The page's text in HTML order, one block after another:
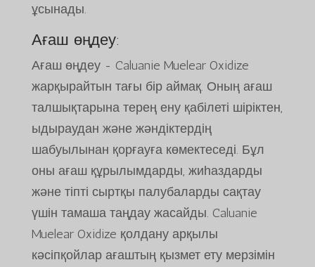
ұсынады.
Ағаш өңдеу:
Ағаш өңдеу - Caluanie Muelear Oxidize
жарқырайтын тағы бір аймақ. Оның ағаш
талшықтарына терең ену қабілеті шіріктен,
ыдыраудан және жәндіктердің
шабуылынан қорғауға көмектеседі. Бұл
оны ағаш құрылымдарды, жиһаздарды
және тіпті сыртқы палубаларды сақтау
үшін тамаша таңдау жасайды. Caluanie
Muelear Oxidize қолдану арқылы
кәсіпқойлар ағаштың қызмет ету мерзімін